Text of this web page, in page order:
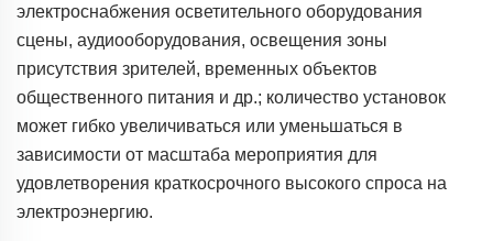
электроснабжения осветительного оборудования
сцены, аудиооборудования, освещения зоны
присутствия зрителей, временных объектов
общественного питания и др.; количество установок
может гибко увеличиваться или уменьшаться в
зависимости от масштаба мероприятия для
удовлетворения краткосрочного высокого спроса на
электроэнергию.